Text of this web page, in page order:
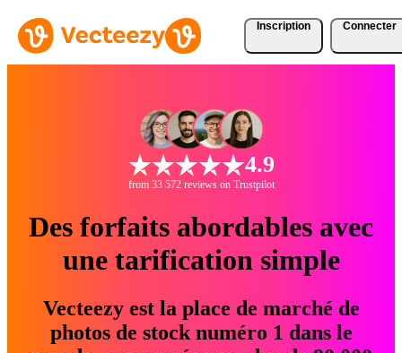
Inscription Connecter
4.9
from 33 572 reviews on Trustpilot
Des forfaits abordables avec
une tarification simple
Vecteezy est la place de marché de
photos de stock numéro 1 dans le